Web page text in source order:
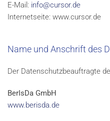
E-Mail: info@cursor.de
Internetseite: www.cursor.de
Name und Anschrift des
Der Datenschutzbeauftragte
BerIsDa GmbH
www.berisda.de